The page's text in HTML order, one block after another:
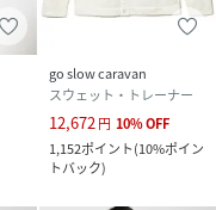
go slow caravan
スウェット・トレーナー
12,672円 10%OFF
1,152ポイント(10%ポイン
トバック)